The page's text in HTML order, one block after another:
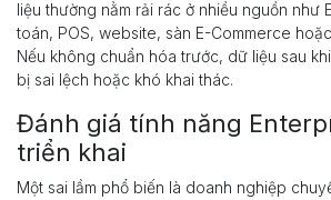
liệu thường nằm rải rác ở nhiều nguồn như
toán, POS, website, sàn E-Commerce
Nếu không chuẩn hóa trước, dữ liệu sau
bị sai lệch hoặc khó khai thác.
Đánh giá tính năng
triển khai
Một sai lầm phổ biến là doanh nghiệp